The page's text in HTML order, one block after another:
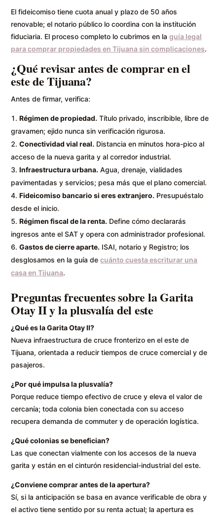
El fideicomiso tiene cuota anual y plazo de 50 años
renovable; el notario público lo coordina con la institución
fiduciaria. El proceso completo lo cubrimos en laguía legal
para comprar propiedades en Tijuana sin complicaciones.
¿Qué revisar antes de comprar en el
este de Tijuana?
Antes de firmar, verifica:
Régimen de propiedad. Título privado, inscribible, libre de
gravamen; ejido nunca sin verificación rigurosa.
Conectividad vial real. Distancia en minutos hora-pico al
acceso de la nueva garita y al corredor industrial.
Infraestructura urbana. Agua, drenaje, vialidades
pavimentadas y servicios; pesa más que el plano comercial.
Fideicomiso bancario si eres extranjero. Presupuéstalo
desde el inicio.
Régimen fiscal de la renta. Define cómo declararás
ingresos ante el SAT y opera con administrador profesional.
Gastos de cierre aparte. ISAI, notario y Registro; los
desglosamos en la guía decuánto cuesta escriturar una
casa en Tijuana.
Preguntas frecuentes sobre la Garita
Otay II y la plusvalía del este
¿Qué es la Garita Otay II?
Nueva infraestructura de cruce fronterizo en el este de
Tijuana, orientada a reducir tiempos de cruce comercial y de
pasajeros.
¿Por qué impulsa la plusvalía?
Porque reduce tiempo efectivo de cruce y eleva el valor de
cercanía; toda colonia bien conectada con su acceso
recupera demanda de commuter y de operación logística.
¿Qué colonias se benefician?
Las que conectan vialmente con los accesos de la nueva
garita y están en el cinturón residencial-industrial del este.
¿Conviene comprar antes de la apertura?
Sí, si la anticipación se basa en avance verificable de obra y
el activo tiene sentido por su renta actual; la apertura es